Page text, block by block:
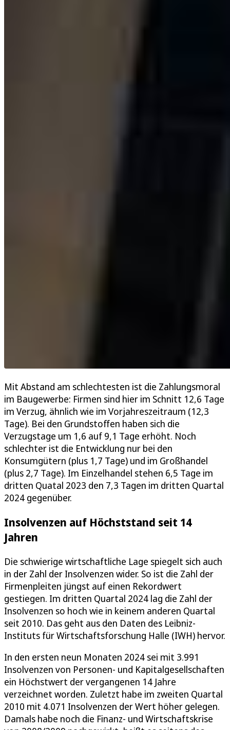
Mit Abstand am schlechtesten ist die Zahlungsmoral
im Baugewerbe: Firmen sind hier im Schnitt 12,6 Tage
im Verzug, ähnlich wie im Vorjahreszeitraum (12,3
Tage). Bei den Grundstoffen haben sich die
Verzugstage um 1,6 auf 9,1 Tage erhöht. Noch
schlechter ist die Entwicklung nur bei den
Konsumgütern (plus 1,7 Tage) und im Großhandel
(plus 2,7 Tage). Im Einzelhandel stehen 6,5 Tage im
dritten Quatal 2023 den 7,3 Tagen im dritten Quartal
2024 gegenüber.
Insolvenzen auf Höchststand seit 14
Jahren
Die schwierige wirtschaftliche Lage spiegelt sich auch
in der Zahl der Insolvenzen wider. So ist die Zahl der
Firmenpleiten jüngst auf einen Rekordwert
gestiegen. Im dritten Quartal 2024 lag die Zahl der
Insolvenzen so hoch wie in keinem anderen Quartal
seit 2010. Das geht aus den Daten des Leibniz-
Instituts für Wirtschaftsforschung Halle (IWH) hervor.
In den ersten neun Monaten 2024 sei mit 3.991
Insolvenzen von Personen- und Kapitalgesellschaften
ein Höchstwert der vergangenen 14 Jahre
verzeichnet worden. Zuletzt habe im zweiten Quartal
2010 mit 4.071 Insolvenzen der Wert höher gelegen.
Damals habe noch die Finanz- und Wirtschaftskrise